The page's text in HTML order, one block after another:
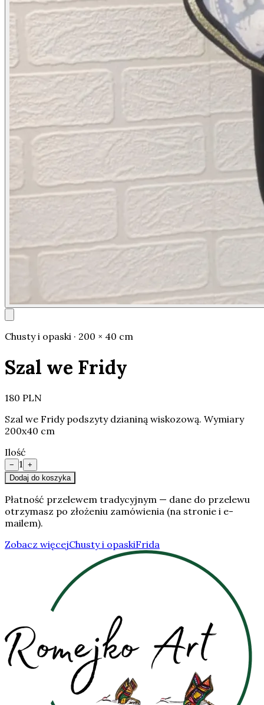
Chusty i opaski · 200 × 40 cm
Szal we Fridy
180 PLN
Szal we Fridy podszyty dzianiną wiskozową. Wymiary
200x40 cm
Ilość
− 1 +
Dodaj do koszyka
Płatność przelewem tradycyjnym — dane do przelewu
otrzymasz po złożeniu zamówienia (na stronie i e-
mailem).
Zobacz więcejChusty i opaskiFrida